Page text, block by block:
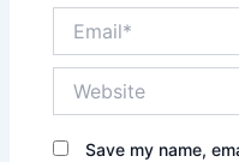
Save my name,